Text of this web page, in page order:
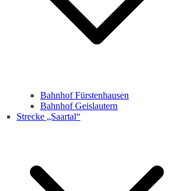
Bahnhof Fürstenhausen
Bahnhof Geislautern
Strecke „Saartal“